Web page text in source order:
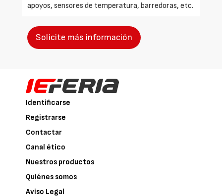
apoyos, sensores de temperatura, barredoras, etc.
Solicite más información
Identificarse
Registrarse
Contactar
Canal ético
Nuestros productos
Quiénes somos
Aviso Legal